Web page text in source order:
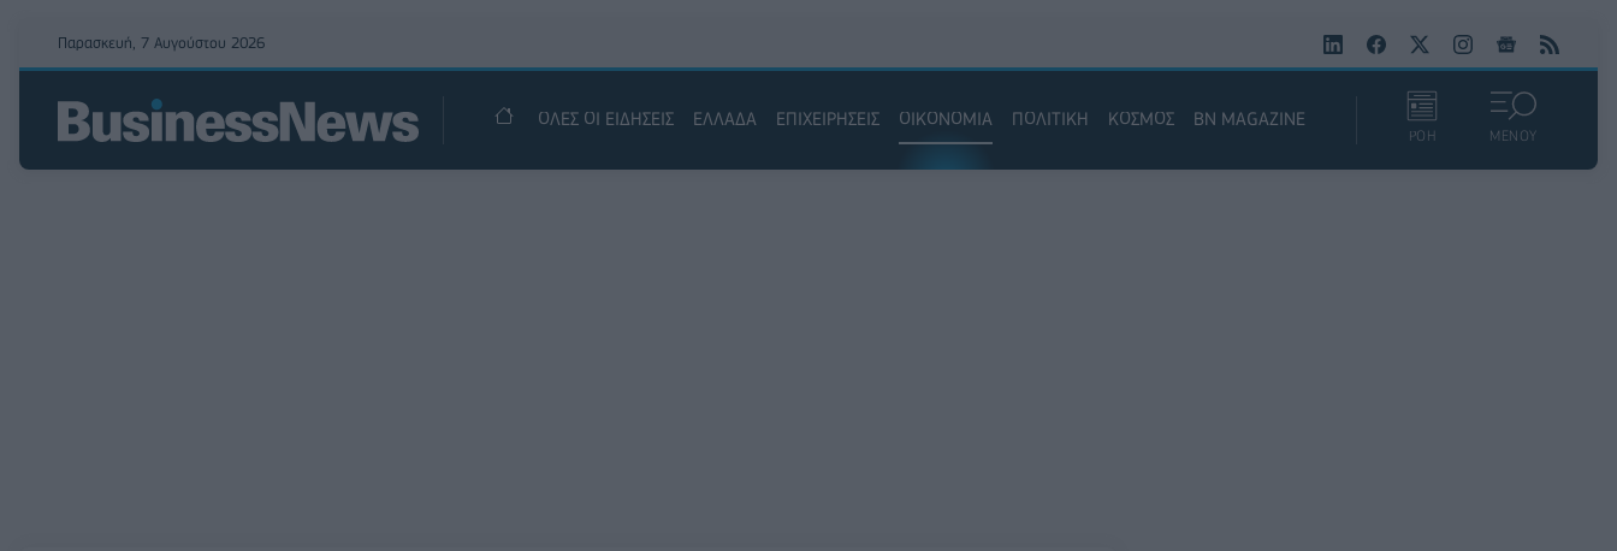
Παρασκευή, 7 Αυγούστου 2026
ΟΛΕΣ ΟΙ ΕΙΔΗΣΕΙΣ ΕΛΛΑΔΑ ΕΠΙΧΕΙΡΗΣΕΙΣ ΟΙΚΟΝΟΜΙΑ ΠΟΛΙΤΙΚΗ ΚΟΣΜΟΣ BN MAGAZINE
ΡΟΗ ΜΕΝΟΥ